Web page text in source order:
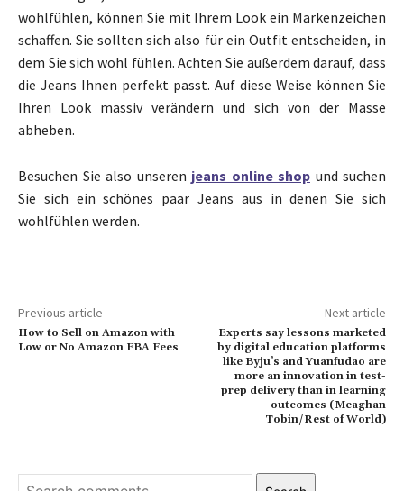
wohlfühlen, können Sie mit Ihrem Look ein Markenzeichen
schaffen. Sie sollten sich also für ein Outfit entscheiden, in
dem Sie sich wohl fühlen. Achten Sie außerdem darauf, dass
die Jeans Ihnen perfekt passt. Auf diese Weise können Sie
Ihren Look massiv verändern und sich von der Masse
abheben.
Besuchen Sie also unseren jeans online shop und suchen
Sie sich ein schönes paar Jeans aus in denen Sie sich
wohlfühlen werden.
Previous article
How to Sell on Amazon with
Low or No Amazon FBA Fees
Next article
Experts say lessons marketed
by digital education platforms
like Byju’s and Yuanfudao are
more an innovation in test-
prep delivery than in learning
outcomes (Meaghan
Tobin/Rest of World)